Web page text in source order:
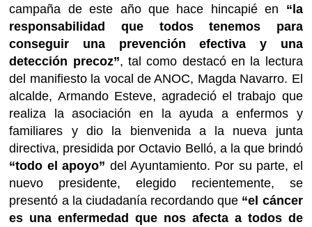
campaña de este año que hace hincapié en “la
responsabilidad que todos tenemos para
conseguir una prevención efectiva y una
detección precoz”, tal como destacó en la lectura
del manifiesto la vocal de ANOC, Magda Navarro. El
alcalde, Armando Esteve, agradeció el trabajo que
realiza la asociación en la ayuda a enfermos y
familiares y dio la bienvenida a la nueva junta
directiva, presidida por Octavio Belló, a la que brindó
“todo el apoyo” del Ayuntamiento. Por su parte, el
nuevo presidente, elegido recientemente, se
presentó a la ciudadanía recordando que “el cáncer
es una enfermedad que nos afecta a todos de